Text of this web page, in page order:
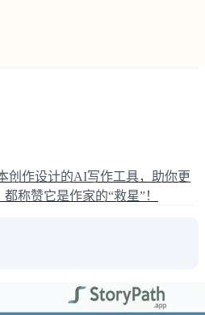
创作设计的AI写作工具，助你更
称赞它是作家的“救星”！